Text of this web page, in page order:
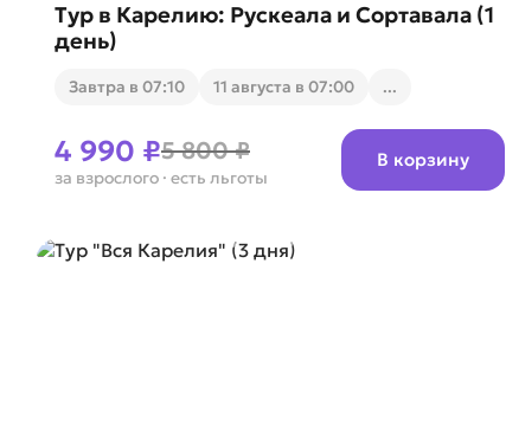
Тур в Карелию: Рускеала и Сортавала (1
день)
Завтра в 07:10 11 августа в 07:00 ...
4 990 ₽5 800 ₽
за взрослого · есть льготы
В корзину